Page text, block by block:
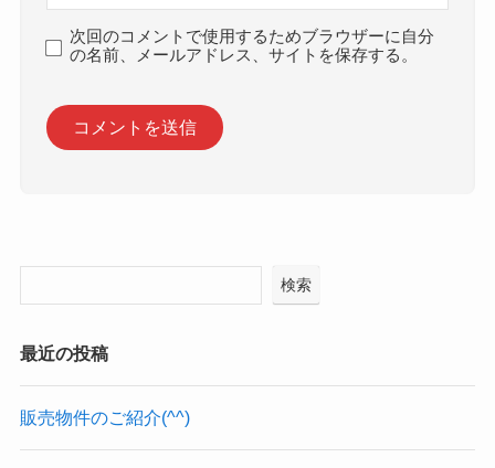
次回のコメントで使用するためブラウザーに自分
の名前、メールアドレス、サイトを保存する。
検索
最近の投稿
販売物件のご紹介(^^)